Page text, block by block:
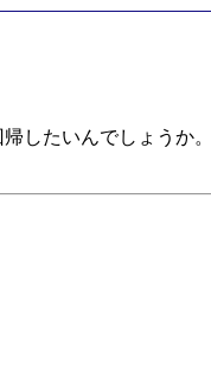
したいんでしょうか